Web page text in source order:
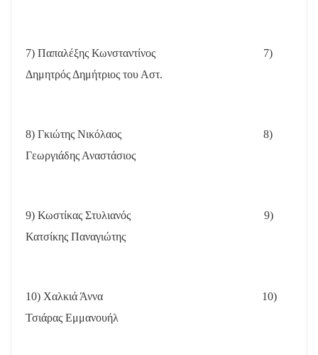
7) Παπαλέξης Κωνσταντίνος
7)
Δημητρός Δημήτριος του Αστ.
8) Γκιώτης Νικόλαος
8)
Γεωργιάδης Αναστάσιος
9) Κωστίκας Στυλιανός
9)
Κατσίκης Παναγιώτης
10) Χαλκιά Άννα
10)
Τσιάρας Εμμανουήλ